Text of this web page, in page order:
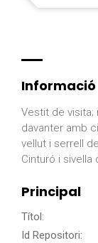
Informació
Vestit de visita;
davanter amb
vellut i serrell
Cinturó i sivella
Principal
Títol:
Id Repositori: